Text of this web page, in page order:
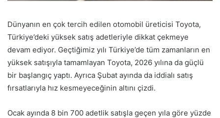
Dünyanın en çok tercih edilen otomobil üreticisi Toyota,
Türkiye’deki yüksek satış adetleriyle dikkat çekmeye
devam ediyor. Geçtiğimiz yılı Türkiye’de tüm zamanların en
yüksek satışıyla tamamlayan Toyota, 2026 yılına da güçlü
bir başlangıç yaptı. Ayrıca Şubat ayında da iddialı satış
fırsatlarıyla hız kesmeyeceğinin altını çizdi.
Ocak ayında 8 bin 700 adetlik satışla geçen yıla göre yüzde